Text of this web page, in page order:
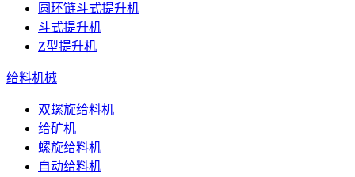
圆环链斗式提升机
斗式提升机
Z型提升机
给料机械
双螺旋给料机
给矿机
螺旋给料机
自动给料机